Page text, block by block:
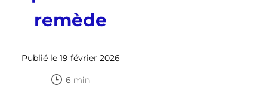
remède
Publié le 19 février 2026
6 min